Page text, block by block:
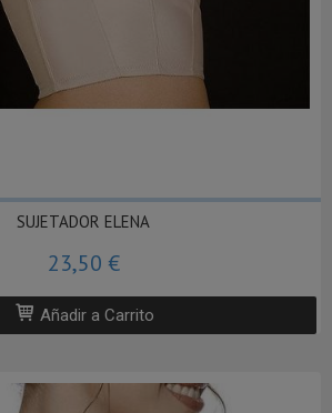
SUJETADOR ELENA
23,50 €
Añadir a Carrito